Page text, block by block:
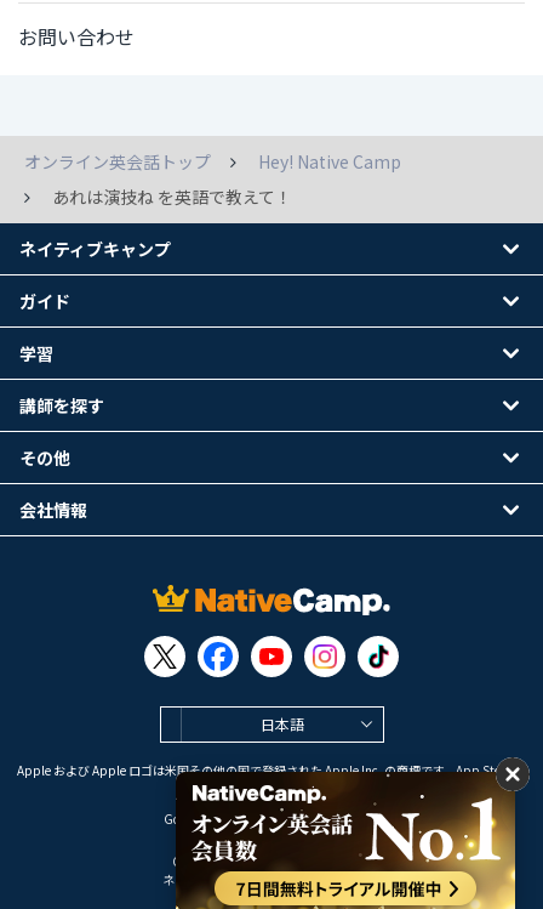
お問い合わせ
オンライン英会話トップ
Hey! Native Camp
あれは演技ね を英語で教えて！
日本語
Apple および Apple ロゴは米国その他の国で登録された Apple Inc. の商標です。App Store は
Apple Inc. のサービスマークです。
Google Play は Google LLC の商標です。
Copyright © 2026 オンライン英会話
ネイティブキャンプ All Rights Reserved.
ネイティブキャンプ
ガイド
学習
講師を探す
その他
会社情報